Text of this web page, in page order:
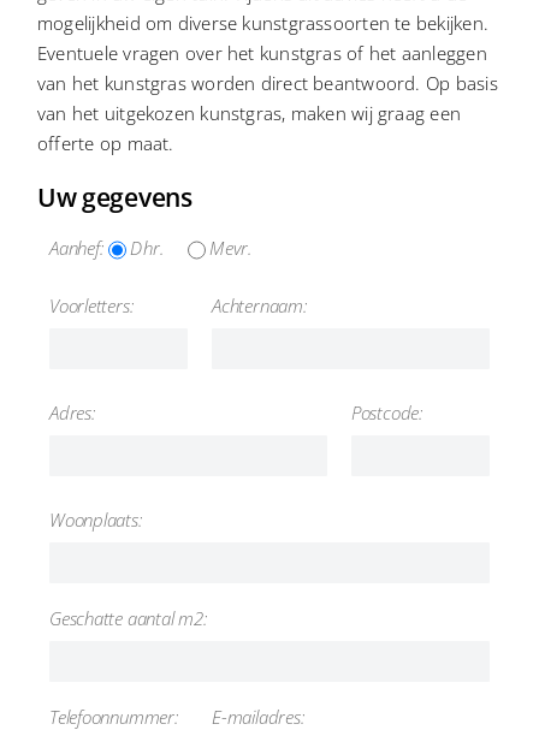
CONTACT
mogelijkheid om diverse kunstgrassoorten te bekijken.
Eventuele vragen over het kunstgras of het aanleggen
van het kunstgras worden direct beantwoord. Op basis
van het uitgekozen kunstgras, maken wij graag een
offerte op maat.
Uw gegevens
Aanhef: Dhr. Mevr.
Voorletters: Achternaam:
Adres: Postcode:
Woonplaats:
Geschatte aantal m2:
Telefoonnummer: E-mailadres: